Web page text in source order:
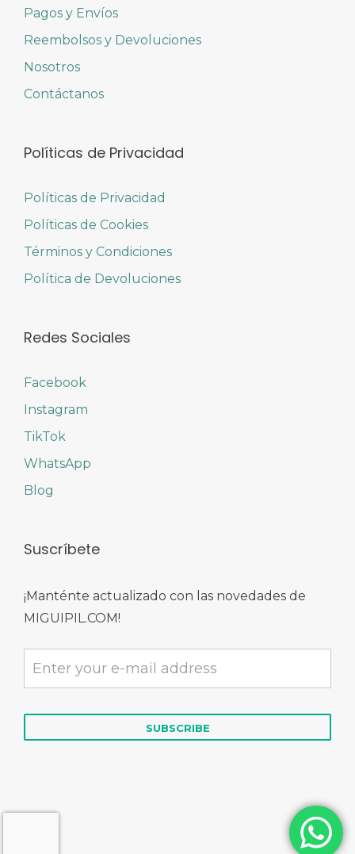
Pagos y Envíos
Reembolsos y Devoluciones
Nosotros
Contáctanos
Políticas de Privacidad
Políticas de Privacidad
Políticas de Cookies
Términos y Condiciones
Política de Devoluciones
Redes Sociales
Facebook
Instagram
TikTok
WhatsApp
Blog
Suscríbete
¡Manténte actualizado con las novedades de
MIGUIPIL.COM!